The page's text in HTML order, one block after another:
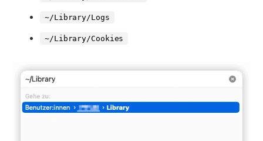
~/Library/Logs
~/Library/Cookies